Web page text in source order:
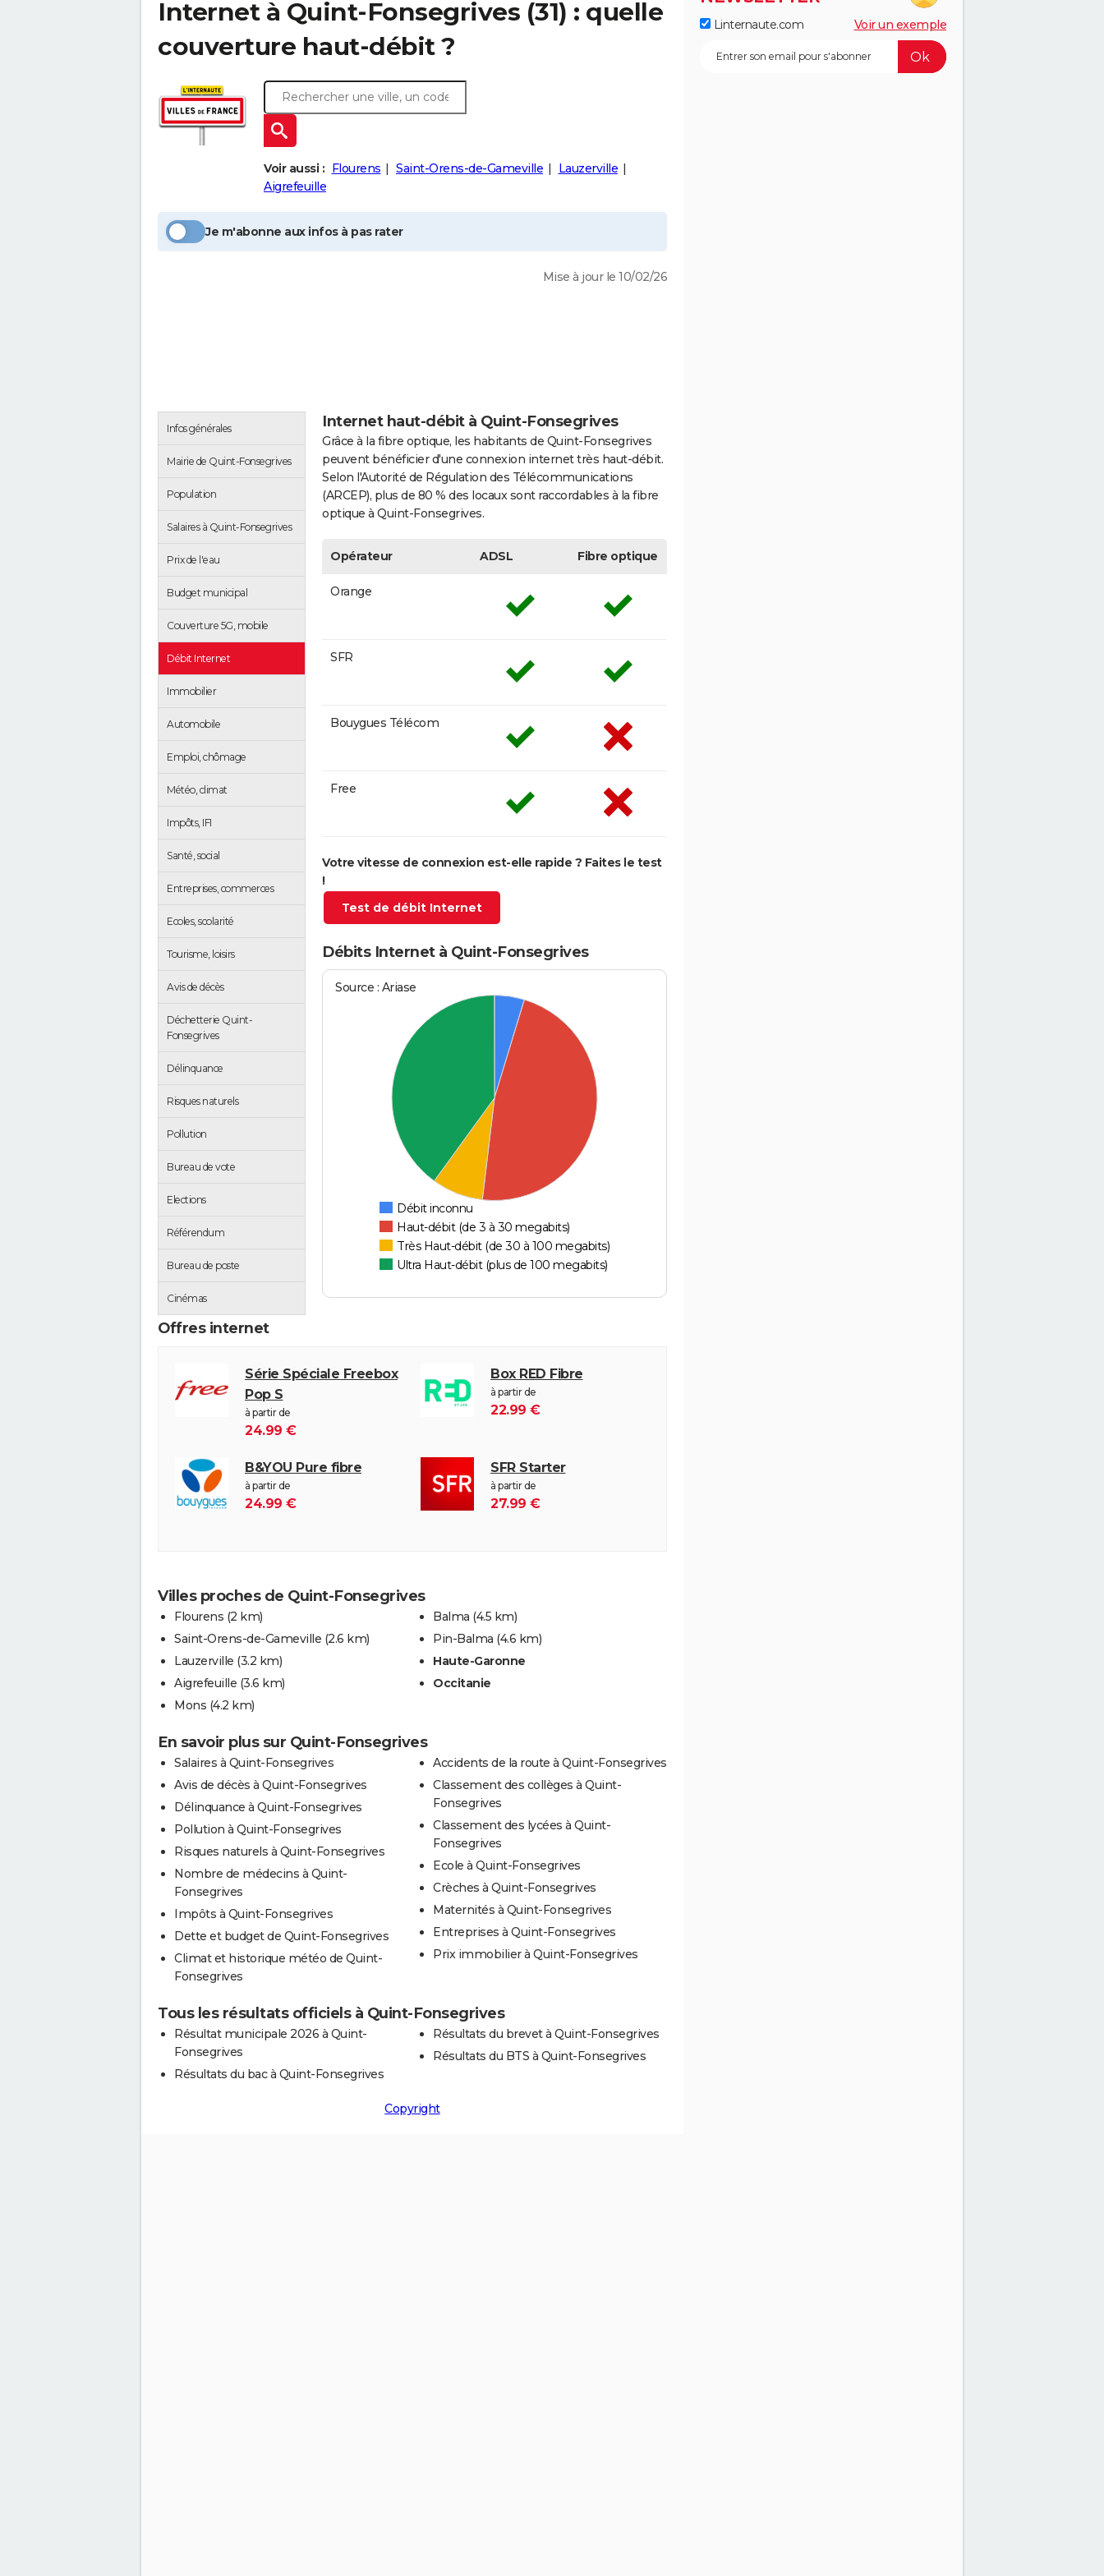
Internet à Quint-Fonsegrives (31) : quelle
couverture haut-débit ?
Voir aussi : Flourens Saint-Orens-de-Gameville
Lauzerville
Aigrefeuille
Je m'abonne aux infos à pas rater
Mise à jour le 10/02/26
Infos générales
Mairie de Quint-Fonsegrives
Population
Salaires à Quint-Fonsegrives
Prix de l'eau
Budget municipal
Couverture 5G, mobile
Débit Internet
Immobilier
Automobile
Emploi, chômage
Météo, climat
Impôts, IFI
Santé, social
Entreprises, commerces
Ecoles, scolarité
Tourisme, loisirs
Avis de décès
Déchetterie Quint-
Fonsegrives
Délinquance
Risques naturels
Pollution
Bureau de vote
Elections
Référendum
Bureau de poste
Cinémas
Internet haut-débit à Quint-Fonsegrives
Grâce à la fibre optique, les habitants de Quint-Fonsegrives
peuvent bénéficier d'une connexion internet très haut-débit.
Selon l'Autorité de Régulation des Télécommunications
(ARCEP), plus de 80 % des locaux sont raccordables à la fibre
optique à Quint-Fonsegrives.
Opérateur ADSL Fibre optique
Orange
SFR
Bouygues Télécom
Free
Votre vitesse de connexion est-elle rapide ? Faites le test
!
Test de débit Internet
Débits Internet à Quint-Fonsegrives
Source : Ariase
Débit inconnu
Haut-débit (de 3 à 30 megabits)
Très Haut-débit (de 30 à 100 megabits)
Ultra Haut-débit (plus de 100 megabits)
Offres internet
Série Spéciale Freebox
Pop S
à partir de
24.99 €
Box RED Fibre
à partir de
22.99 €
B&YOU Pure fibre
à partir de
24.99 €
SFR Starter
à partir de
27.99 €
Villes proches de Quint-Fonsegrives
Flourens (2 km)
Saint-Orens-de-Gameville (2.6 km)
Lauzerville (3.2 km)
Aigrefeuille (3.6 km)
Mons (4.2 km)
Balma (4.5 km)
Pin-Balma (4.6 km)
Haute-Garonne
Occitanie
En savoir plus sur Quint-Fonsegrives
Salaires à Quint-Fonsegrives
Avis de décès à Quint-Fonsegrives
Délinquance à Quint-Fonsegrives
Pollution à Quint-Fonsegrives
Risques naturels à Quint-Fonsegrives
Nombre de médecins à Quint-
Fonsegrives
Impôts à Quint-Fonsegrives
Dette et budget de Quint-Fonsegrives
Climat et historique météo de Quint-
Fonsegrives
Accidents de la route à Quint-Fonsegrives
Classement des collèges à Quint-
Fonsegrives
Classement des lycées à Quint-
Fonsegrives
Ecole à Quint-Fonsegrives
Crèches à Quint-Fonsegrives
Maternités à Quint-Fonsegrives
Entreprises à Quint-Fonsegrives
Prix immobilier à Quint-Fonsegrives
Tous les résultats officiels à Quint-Fonsegrives
Résultat municipale 2026 à Quint-
Fonsegrives
Résultats du bac à Quint-Fonsegrives
Résultats du brevet à Quint-Fonsegrives
Résultats du BTS à Quint-Fonsegrives
Copyright
Linternaute.com Voir un exemple